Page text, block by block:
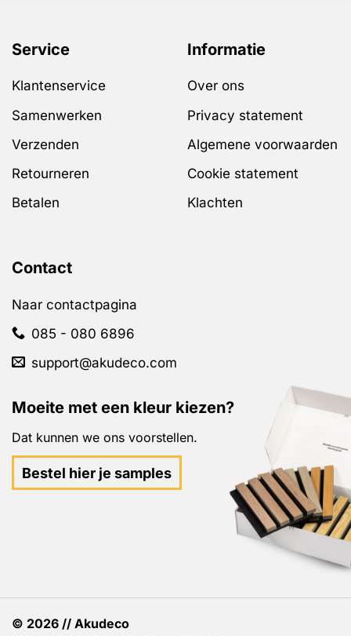
Service
Klantenservice
Samenwerken
Verzenden
Retourneren
Betalen
Informatie
Over ons
Privacy statement
Algemene voorwaarden
Cookie statement
Klachten
Contact
Naar contactpagina
085 - 080 6896
support@akudeco.com
Moeite met een kleur kiezen?
Dat kunnen we ons voorstellen.
Bestel hier je samples
© 2026 // Akudeco